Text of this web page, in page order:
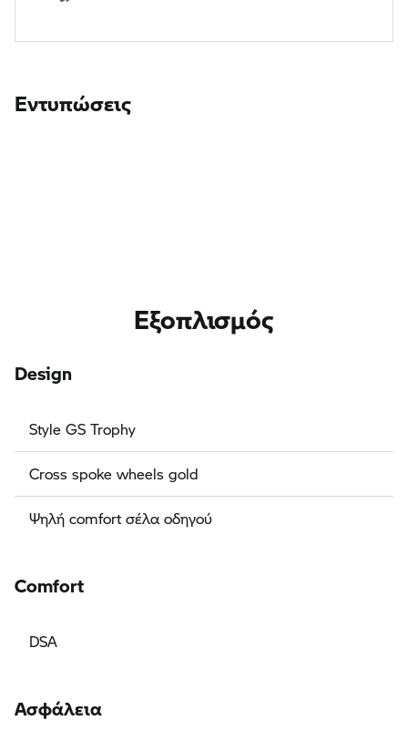
Εντυπώσεις
Εξοπλισμός
Design
Style GS Trophy
Cross spoke wheels gold
Ψηλή comfort σέλα οδηγού
Comfort
DSA
Ασφάλεια